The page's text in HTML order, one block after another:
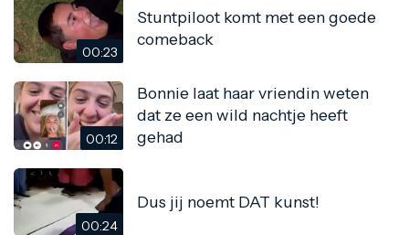
00:23
Stuntpiloot komt met een goede
comeback
00:12
Bonnie laat haar vriendin weten
dat ze een wild nachtje heeft
gehad
00:24
Dus jij noemt DAT kunst!